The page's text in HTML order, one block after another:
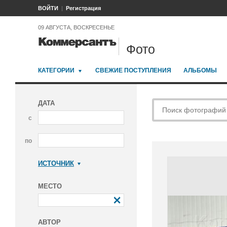
ВОЙТИ Регистрация
09 АВГУСТА, ВОСКРЕСЕНЬЕ
Фото
КАТЕГОРИИ СВЕЖИЕ ПОСТУПЛЕНИЯ АЛЬБОМЫ
ДАТА
с
по
ИСТОЧНИК
МЕСТО
АВТОР